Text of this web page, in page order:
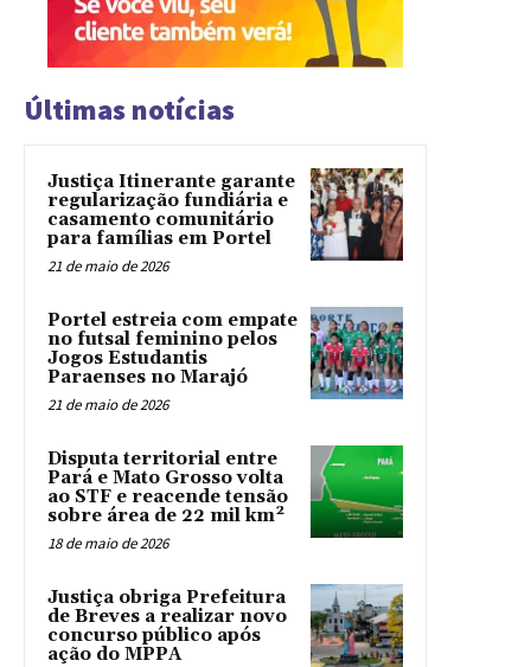
Últimas notícias
Justiça Itinerante garante
regularização fundiária e
casamento comunitário
para famílias em Portel
21 de maio de 2026
Portel estreia com empate
no futsal feminino pelos
Jogos Estudantis
Paraenses no Marajó
21 de maio de 2026
Disputa territorial entre
Pará e Mato Grosso volta
ao STF e reacende tensão
sobre área de 22 mil km²
18 de maio de 2026
Justiça obriga Prefeitura
de Breves a realizar novo
concurso público após
ação do MPPA